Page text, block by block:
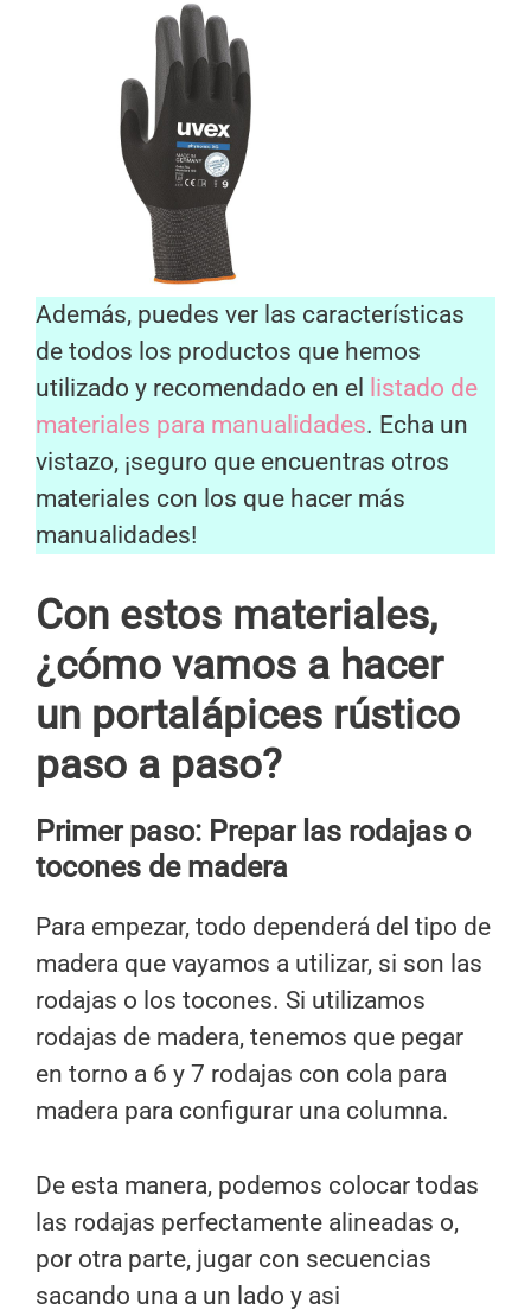
Además, puedes ver las características
de todos los productos que hemos
utilizado y recomendado en el
listado de
materiales para manualidades. Echa un
vistazo, ¡seguro que encuentras otros
materiales con los que hacer más
manualidades!
Con estos materiales,
¿cómo vamos a hacer
un portalápices rústico
paso a paso?
Primer paso: Prepar las rodajas o
tocones de madera
Para empezar, todo dependerá del tipo de
madera que vayamos a utilizar, si son las
rodajas o los tocones. Si utilizamos
rodajas de madera, tenemos que pegar
en torno a 6 y 7 rodajas con cola para
madera para configurar una columna.
De esta manera, podemos colocar todas
las rodajas perfectamente alineadas o,
por otra parte, jugar con secuencias
sacando una a un lado y asi